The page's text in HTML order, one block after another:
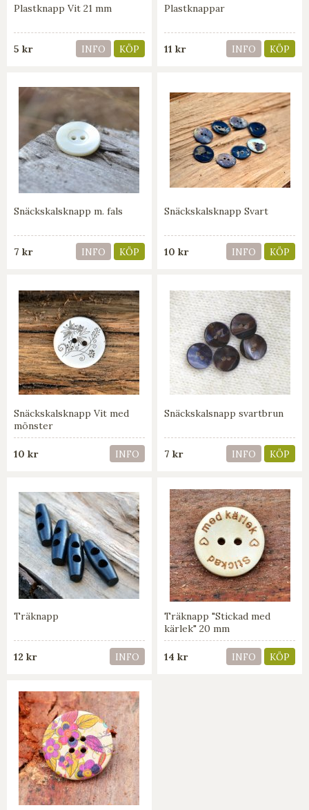
Plastknapp Vit 21 mm
5 kr INFO KÖP
Plastknappar
11 kr INFO KÖP
Snäckskalsknapp m. fals
7 kr INFO KÖP
Snäckskalsknapp Svart
10 kr INFO KÖP
Snäckskalsknapp Vit med
mönster
10 kr INFO
Snäckskalsnapp svartbrun
7 kr INFO KÖP
Träknapp
12 kr INFO
Träknapp "Stickad med
kärlek" 20 mm
14 kr INFO KÖP